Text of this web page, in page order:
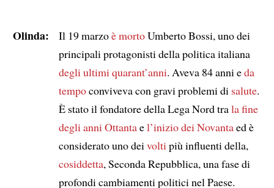
Olinda: Il 19 marzoè mortoUmberto Bossi, uno dei
principali protagonisti della politica italiana
degli ultimi quarant’anni. Aveva 84 anni eda
tempoconviveva con gravi problemi di salute.
È stato il fondatore della Lega Nord trala fine
degli anni Ottantael’inizio dei Novantaed è
considerato uno dei volti più influenti della,
cosiddetta, Seconda Repubblica, una fase di
profondi cambiamenti politici nel Paese.